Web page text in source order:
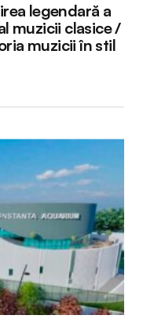
legendară a
muzicii clasice /
muzicii în stil